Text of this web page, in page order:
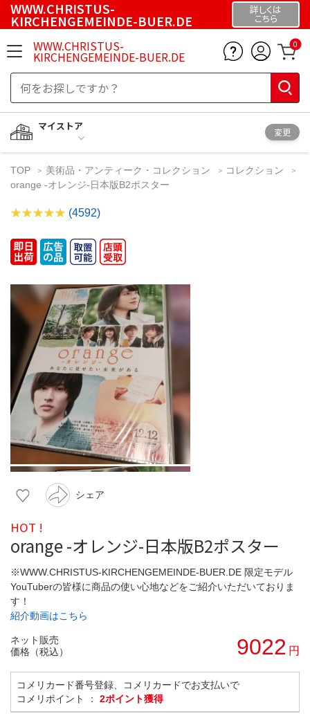
WWW.CHRISTUS-
KIRCHENGEMEINDE-BUER.DE
詳しくは
こちら
WWW.CHRISTUS-
KIRCHENGEMEINDE-BUER.DE
0
マイストア
変更
TOP 美術品・アンティーク・コレクション
コレクション
orange -オレンジ-日本版B2ポスター
(4592)
シェア
HOT !
orange -オレンジ-日本版B2ポスター
※WWW.CHRISTUS-KIRCHENGEMEINDE-BUER.DE 限定モデル
YouTuberの皆様に商品の使い心地などをご紹介いただいておりま
す！
紹介動画はこちら
ネット販売
価格（税込）
9022 円
コメリカード番号登録、コメリカードでお支払いで
コメリポイント ： 2ポイント獲得